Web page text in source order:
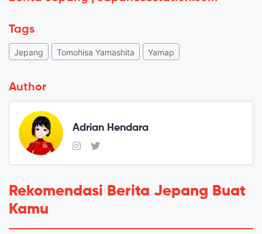
Tags
Jepang Tomohisa Yamashita Yamap
Author
Adrian Hendara
Rekomendasi Berita Jepang Buat
Kamu